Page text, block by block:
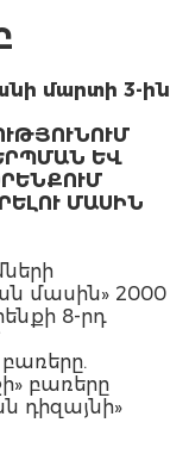
մարտի 3-ին
ԵՎ
ՄԱՍԻՆ
մասին» 2000
8-րդ
բառերը.
բառերը
դիզայնի»